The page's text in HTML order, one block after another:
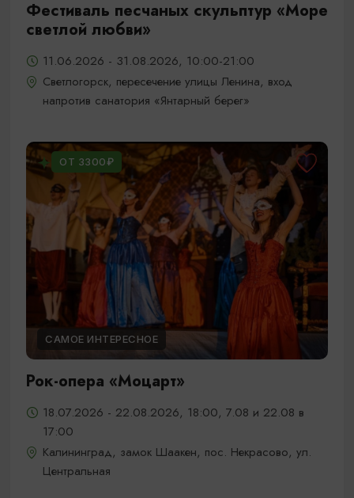
Фестиваль песчаных скульптур «Море
светлой любви»
11.06.2026 - 31.08.2026, 10:00-21:00
Светлогорск, пересечение улицы Ленина, вход
напротив санатория «Янтарный берег»
ОТ 3300₽
САМОЕ ИНТЕРЕСНОЕ
Рок-опера «Моцарт»
18.07.2026 - 22.08.2026, 18:00, 7.08 и 22.08 в
17:00
Калининград, замок Шаакен, пос. Некрасово, ул.
Центральная